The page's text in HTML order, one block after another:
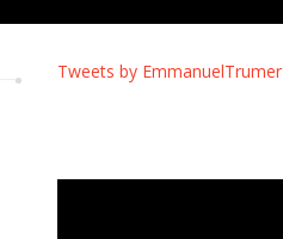
Tweets by EmmanuelTrumer